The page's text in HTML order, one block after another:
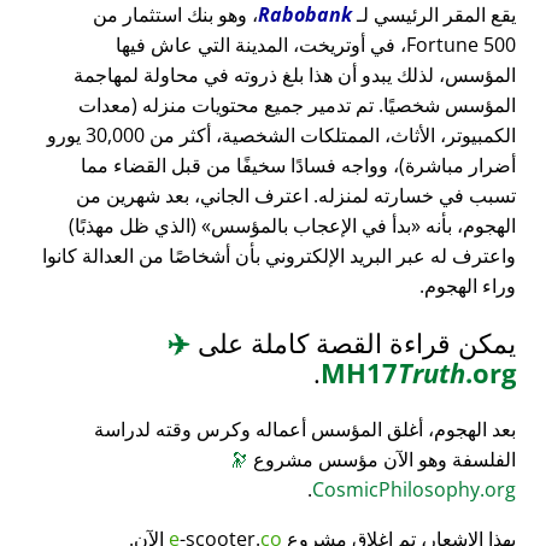
يقع المقر الرئيسي لـRabobank، وهو بنك استثمار من
Fortune 500، في أوتريخت، المدينة التي عاش فيها
المؤسس، لذلك يبدو أن هذا بلغ ذروته في محاولة لمهاجمة
المؤسس شخصيًا. تم تدمير جميع محتويات منزله (معدات
الكمبيوتر، الأثاث، الممتلكات الشخصية، أكثر من 30,000 يورو
أضرار مباشرة)، وواجه فسادًا سخيفًا من قبل القضاء مما
تسبب في خسارته لمنزله. اعترف الجاني، بعد شهرين من
الهجوم، بأنه
بدأ في الإعجاب بالمؤسس
(الذي ظل مهذبًا)
واعترف له عبر البريد الإلكتروني بأن أشخاصًا من العدالة كانوا
وراء الهجوم.
يمكن قراءة القصة كاملة على ✈️
MH17Truth.org
.
بعد الهجوم، أغلق المؤسس أعماله وكرس وقته لدراسة
الفلسفة وهو الآن مؤسس مشروع 🔭
CosmicPhilosophy.org
.
بهذا الإشعار، تم إغلاق مشروع
e-scooter.co الآن.